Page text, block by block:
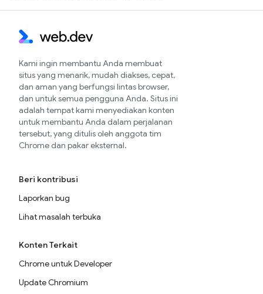
Kami ingin membantu Anda membuat
situs yang menarik, mudah diakses, cepat,
dan aman yang berfungsi lintas browser,
dan untuk semua pengguna Anda. Situs ini
adalah tempat kami menyediakan konten
untuk membantu Anda dalam perjalanan
tersebut, yang ditulis oleh anggota tim
Chrome dan pakar eksternal.
Beri kontribusi
Laporkan bug
Lihat masalah terbuka
Konten Terkait
Chrome untuk Developer
Update Chromium